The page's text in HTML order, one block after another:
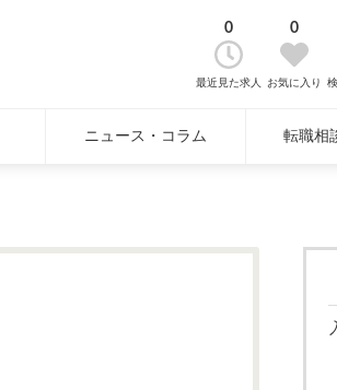
0
最近見た求人
0
お気に入り
ニュース・コラム 転職相